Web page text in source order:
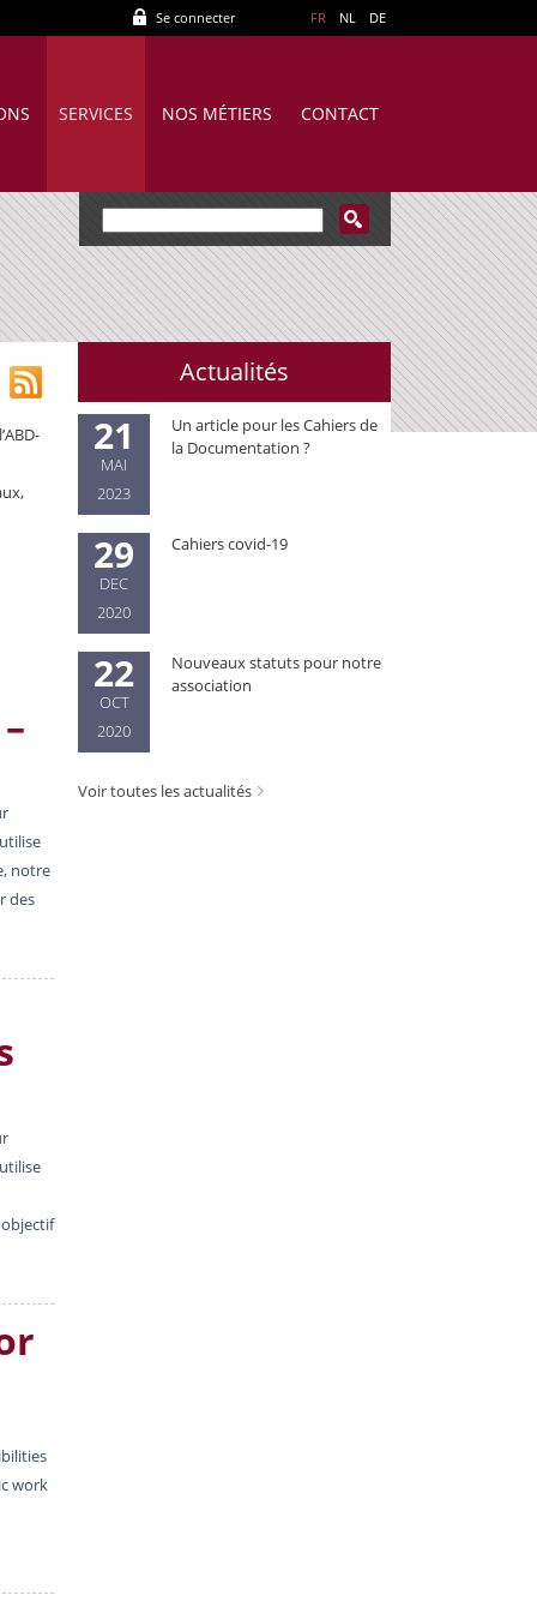
Se connecter FR NL DE
SERVICES NOS MÉTIERS CONTACT
notre
des
objectif
work
Actualités
21
MAI
2023
Un article pour les Cahiers de
la Documentation ?
29
DEC
2020
Cahiers covid-19
22
OCT
2020
Nouveaux statuts pour notre
association
Voir toutes les actualités